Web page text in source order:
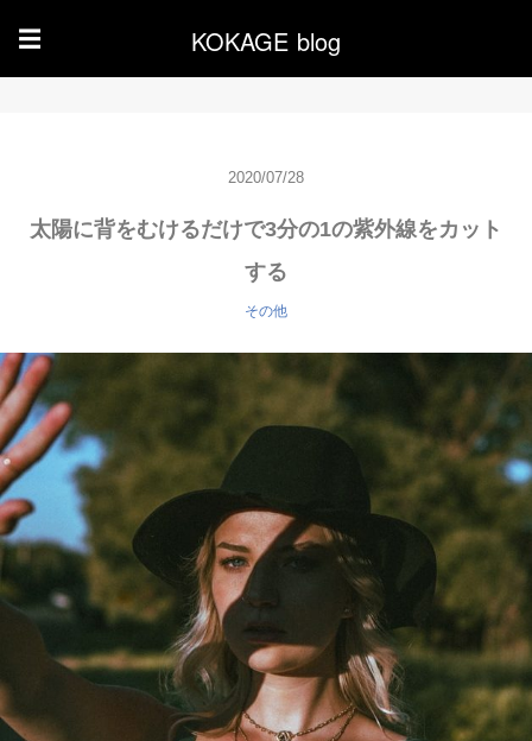
☰ KOKAGE blog
2020/07/28
太陽に背をむけるだけで3分の1の紫外線をカット
する
その他